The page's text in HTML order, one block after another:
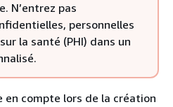
N’entrez pas
personnelles
la santé (PHI) dans un
en compte lors de la création